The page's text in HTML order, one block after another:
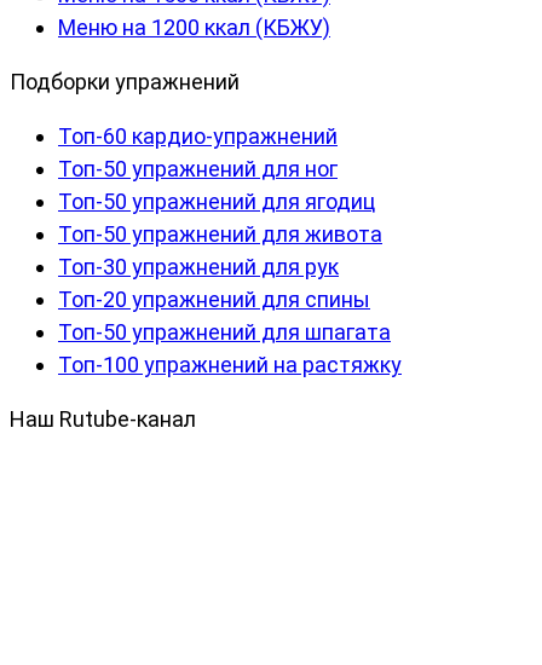
Меню на 1200 ккал (КБЖУ)
Подборки упражнений
Топ-60 кардио-упражнений
Топ-50 упражнений для ног
Топ-50 упражнений для ягодиц
Топ-50 упражнений для живота
Топ-30 упражнений для рук
Топ-20 упражнений для спины
Топ-50 упражнений для шпагата
Топ-100 упражнений на растяжку
Наш Rutube-канал